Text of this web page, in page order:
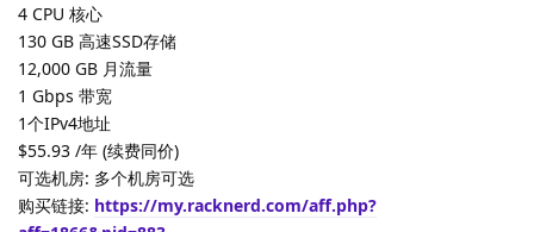
4 CPU 核心
130 GB 高速SSD存储
12,000 GB 月流量
1 Gbps 带宽
1个IPv4地址
$55.93 /年 (续费同价)
可选机房: 多个机房可选
购买链接: https://my.racknerd.com/aff.php?